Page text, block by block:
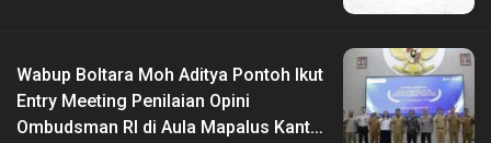
Wabup Boltara Moh Aditya Pontoh Ikut
Entry Meeting Penilaian Opini
Ombudsman RI di Aula Mapalus Kantur